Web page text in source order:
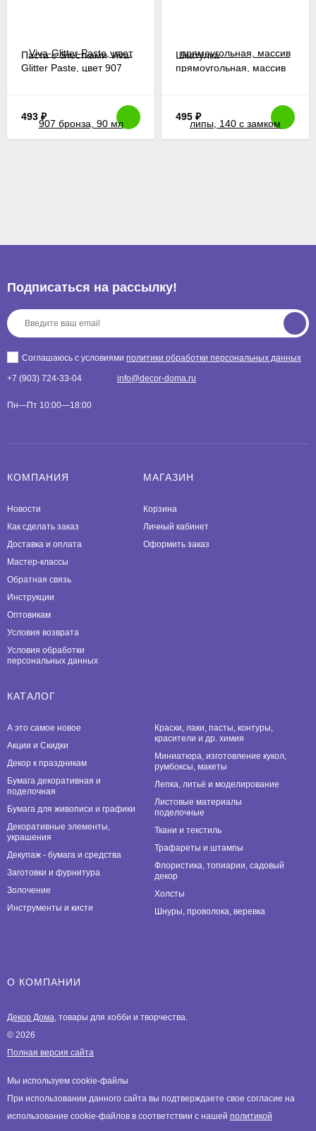
Паста с блестками Viva-
Glitter Paste, цвет 907
493 ₽
Шкатулка
прямоугольная, массив
495 ₽
Подписаться на рассылкy!
Соглашаюсь с условиями политики обработки персональных данных
+7 (903) 724-33-04 info@decor-doma.ru
Пн—Пт 10:00—18:00
КОМПАНИЯ
Новости
Как сделать заказ
Доставка и оплата
Мастер-классы
Обратная связь
Инструкции
Оптовикам
Условия возврата
Условия обработки
персональных данных
МАГАЗИН
Корзина
Личный кабинет
Оформить заказ
КАТАЛОГ
А это самое новое
Акции и Скидки
Декор к праздникам
Бумага декоративная и
поделочная
Бумага для живописи и графики
Декоративные элементы,
украшения
Декупаж - бумага и средства
Заготовки и фурнитура
Золочение
Инструменты и кисти
Краски, лаки, пасты, контуры,
красители и др. химия
Миниатюра, изготовление кукол,
румбоксы, макеты
Лепка, литьё и моделирование
Листовые материалы
поделочные
Ткани и текстиль
Трафареты и штампы
Флористика, топиарии, садовый
декор
Холсты
Шнуры, проволока, веревка
О КОМПАНИИ
Декор Дома, товары для хобби и творчества.
© 2026
Полная версия сайта
Мы используем cookie-файлы
При использовании данного сайта вы подтверждаете свое согласие на
использование cookie-файлов в соответствии с нашей политикой